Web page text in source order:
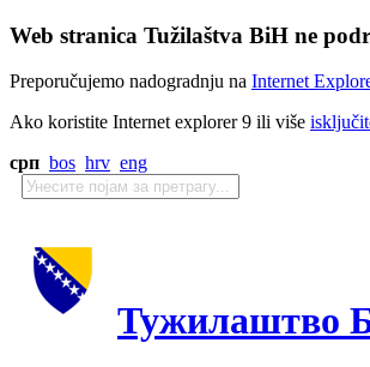
Web stranica Tužilaštva BiH ne
Preporučujemo nadogradnju na Internet
Ako koristite Internet explorer 9 ili više
срп bos hrv eng
Тужилаштво